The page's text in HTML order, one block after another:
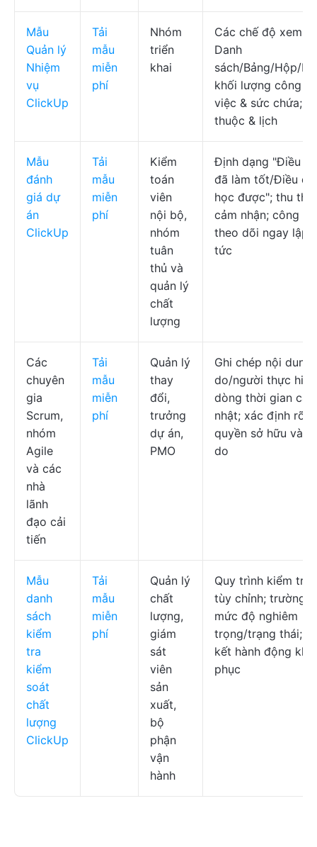
Mẫu
Quản lý
Nhiệm
vụ
ClickUp
Tải
mẫu
miễn
phí
Nhóm
triển
khai
Các chế độ xem
Danh
sách/Bảng/Hộp/
khối lượng công
việc & sức chứa;
thuộc & lịch
Mẫu
đánh
giá dự
án
ClickUp
Tải
mẫu
miễn
phí
Kiểm
toán
viên
nội bộ,
nhóm
tuân
thủ và
quản lý
chất
lượng
Định dạng "Điều gì
đã làm tốt/Điều đã
học được"; thu
cảm nhận; công
theo dõi ngay lập
tức
Các
chuyên
gia
Scrum,
nhóm
Agile
và các
nhà
lãnh
đạo cải
tiến
Tải
mẫu
miễn
phí
Quản lý
thay
đổi,
trưởng
dự án,
PMO
Ghi chép nội
do/người thực
dòng thời gian cập
nhật; xác định rõ
quyền sở hữu và lý
do
Mẫu
danh
sách
kiểm
tra
kiểm
soát
chất
lượng
ClickUp
Tải
mẫu
miễn
phí
Quản lý
chất
lượng,
giám
sát
viên
sản
xuất,
bộ
phận
vận
hành
Quy trình kiểm tra
tùy chỉnh; trường
mức độ nghiêm
trọng/trạng thái;
kết hành động
phục